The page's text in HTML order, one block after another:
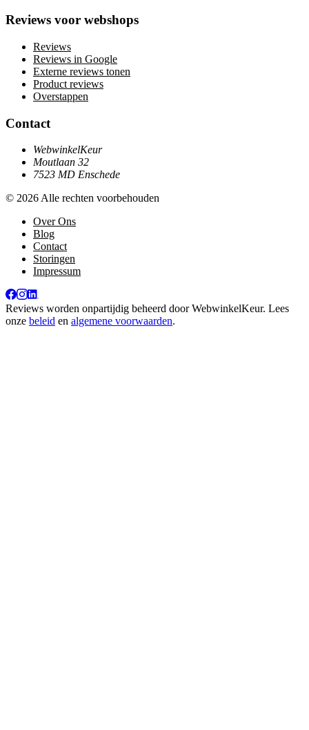
Reviews voor webshops
Reviews
Reviews in Google
Externe reviews tonen
Product reviews
Overstappen
Contact
WebwinkelKeur
Moutlaan 32
7523 MD Enschede
© 2026 Alle rechten voorbehouden
Over Ons
Blog
Contact
Storingen
Impressum
Reviews worden onpartijdig beheerd doorWebwinkelKeur. Lees
onze beleid en algemene voorwaarden.